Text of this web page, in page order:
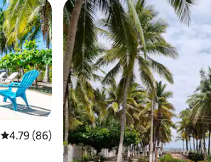
Ukadiriaji wa wastani wa 4.79 kati ya 5,
4.79 (86)